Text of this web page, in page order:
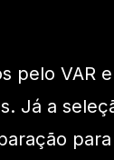
pelo VAR
Já a
para